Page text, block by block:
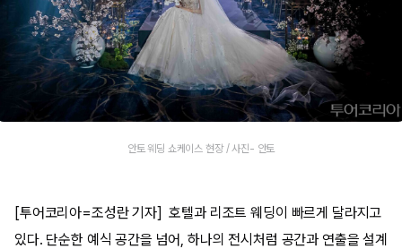
안토 웨딩 쇼케이스 현장 / 사진- 안토
[투어코리아=조성란 기자] 호텔과 리조트 웨딩이 빠르게 달라지고
있다. 단순한 예식 공간을 넘어, 하나의 전시처럼 공간과 연출을 설계